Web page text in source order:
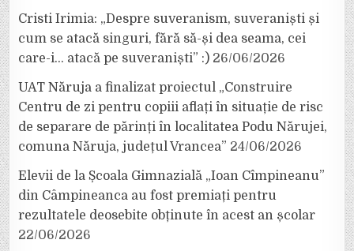
Cristi Irimia: „Despre suveranism, suveraniști și
cum se atacă singuri, fără să-și dea seama, cei
care-i… atacă pe suveraniști” :) 26/06/2026
UAT Năruja a finalizat proiectul „Construire
Centru de zi pentru copiii aflați în situație de risc
de separare de părinți în localitatea Podu Nărujei,
comuna Năruja, județul Vrancea” 24/06/2026
Elevii de la Școala Gimnazială „Ioan Cîmpineanu”
din Câmpineanca au fost premiați pentru
rezultatele deosebite obținute în acest an școlar
22/06/2026